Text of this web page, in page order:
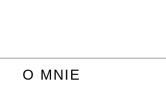
O MNIE